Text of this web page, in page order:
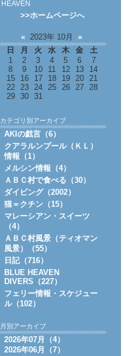
HEAVEN
>>ホームページへ
« 2023年 10月 »
日
月 火 水 木 金
土
1
2 3 4 5 6
7
8
9 10 11 12 13
14
15
16 17 18 19 20
21
22
23 24 25 26 27
28
29
30 31
カテゴリ別アーカイブ
AKIの戯言（6）
クアラルンプール（ＫＬ）
情報（1）
メルシン情報（4）
ＡＢＣ村で食べる（30）
ダイビング（2002）
猫＝クチン（15）
マレーシアン・スイーツ
（4）
ＡＢＣ村風景（ティオマン
風景）（55）
日記（716）
BLUE HEAVEN
DIVERS（227）
フェリー情報・スケジュー
ル（102）
月別アーカイブ
2026年07月（4）
2026年06月（7）